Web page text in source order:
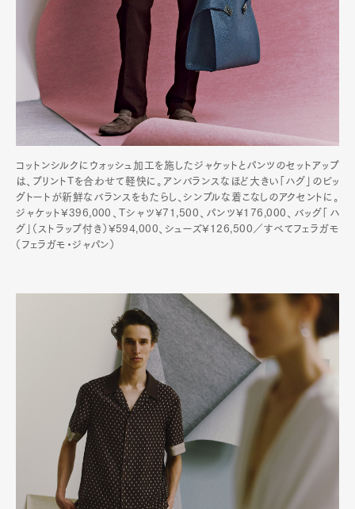
コットンシルクにウォッシュ加工を施したジャケットとパンツのセットアップ
は、プリントTを合わせて軽快に。アンバランスなほど大きい「ハグ」のビッ
グトートが新鮮なバランスをもたらし、シンプルな着こなしのアクセントに。
ジャケット¥396,000、Tシャツ¥71,500、パンツ¥176,000、バッグ「ハ
グ」（ストラップ付き）¥594,000、シューズ¥126,500／すべてフェラガモ
（フェラガモ・ジャパン）